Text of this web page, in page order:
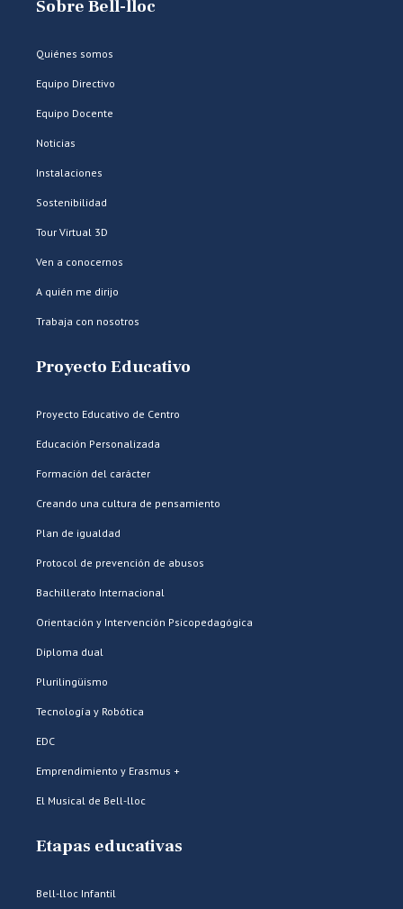
Sobre Bell-lloc
Quiénes somos
Equipo Directivo
Equipo Docente
Noticias
Instalaciones
Sostenibilidad
Tour Virtual 3D
Ven a conocernos
A quién me dirijo
Trabaja con nosotros
Proyecto Educativo
Proyecto Educativo de Centro
Educación Personalizada
Formación del carácter
Creando una cultura de pensamiento
Plan de igualdad
Protocol de prevención de abusos
Bachillerato Internacional
Orientación y Intervención Psicopedagógica
Diploma dual
Plurilingüismo
Tecnología y Robótica
EDC
Emprendimiento y Erasmus +
El Musical de Bell-lloc
Etapas educativas
Bell-lloc Infantil